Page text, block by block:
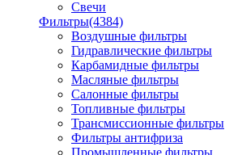
Свечи
Фильтры(4384)
Воздушные фильтры
Гидравлические фильтры
Карбамидные фильтры
Масляные фильтры
Салонные фильтры
Топливные фильтры
Трансмиссионные фильтры
Фильтры антифриза
Промышленные фильтры